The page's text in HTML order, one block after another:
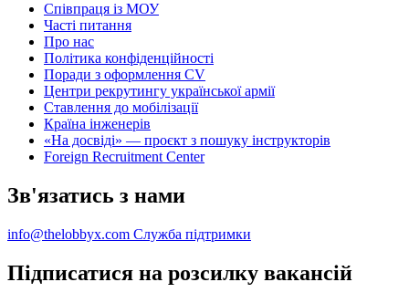
Співпраця із МОУ
Часті питання
Про нас
Політика конфіденційності
Поради з оформлення CV
Центри рекрутингу української армії
Ставлення до мобілізації
Країна інженерів
«На досвіді» — проєкт з пошуку інструкторів
Foreign Recruitment Center
Зв'язатись з нами
info@thelobbyx.com Служба підтримки
Підписатися на розсилку вакансій